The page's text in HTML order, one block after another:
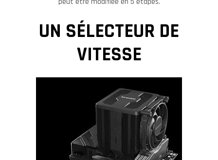
UN SÉLECTEUR DE
VITESSE